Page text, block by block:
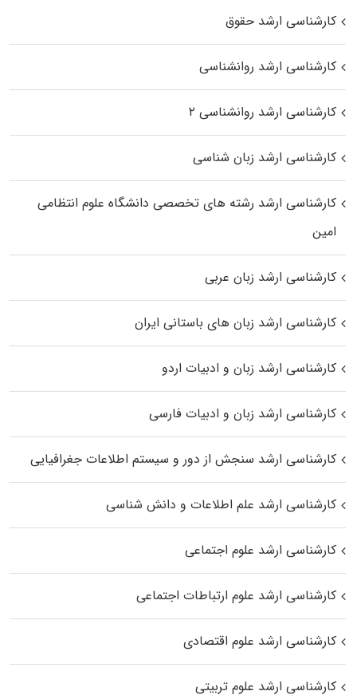
کارشناسی ارشد حقوق
کارشناسی ارشد روانشناسی
کارشناسی ارشد روانشناسی ۲
کارشناسی ارشد زبان شناسی
کارشناسی ارشد رﺷﺘﻪ ﻫﺎی تخصصی داﻧﺸﮕﺎه ﻋﻠﻮم انتظامی
اﻣﻴﻦ
کارشناسی ارشد زبان عربی
کارشناسی ارشد زبان‌ های باستانی ایران
کارشناسی ارشد زبان و ادبیات اردو
کارشناسی ارشد زبان و ادبیات فارسی
کارشناسی ارشد سنجش از دور و سیستم اطلاعات جغرافیایی
کارشناسی ارشد علم اطلاعات و دانش شناسی
کارشناسی ارشد علوم اجتماعی
کارشناسی ارشد علوم ارتباطات اجتماعی
کارشناسی ارشد علوم اقتصادی
کارشناسی ارشد علوم تربیتی